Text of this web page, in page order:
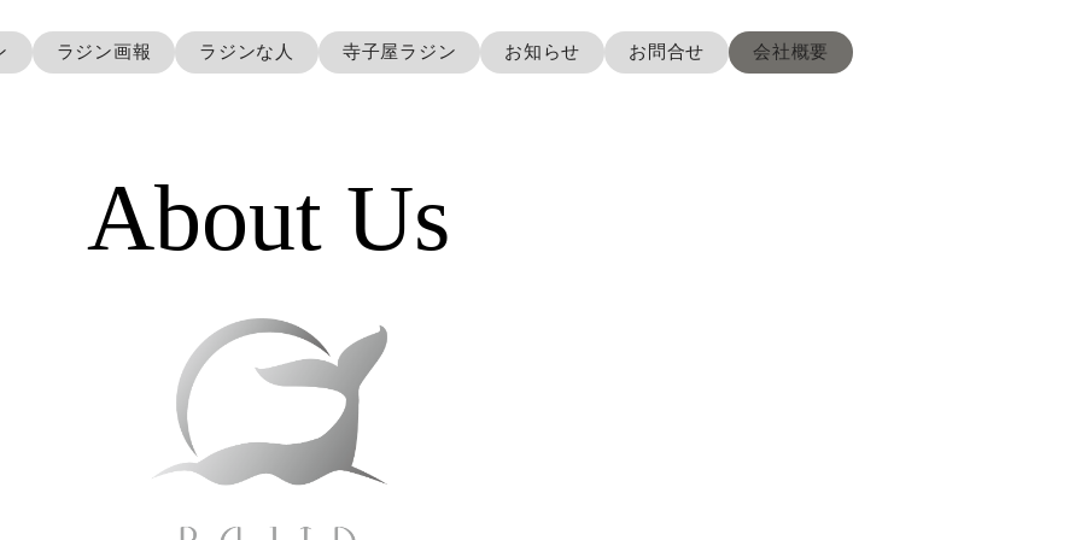
ラジン画報 ラジンな人 寺子屋ラジン お知らせ お問合せ 会社概要
About Us